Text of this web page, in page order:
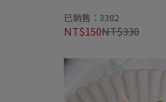
已銷售：3382
NT$150NT$330